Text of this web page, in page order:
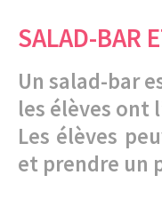
SALAD-BAR
Un salad-bar
les élèves ont
Les élèves
et prendre un